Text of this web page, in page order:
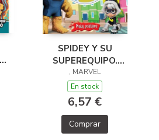
SPIDEY Y SU
SUPEREQUIPO.
PINTA PÓSTERS
, MARVEL
En stock
6,57 €
Comprar